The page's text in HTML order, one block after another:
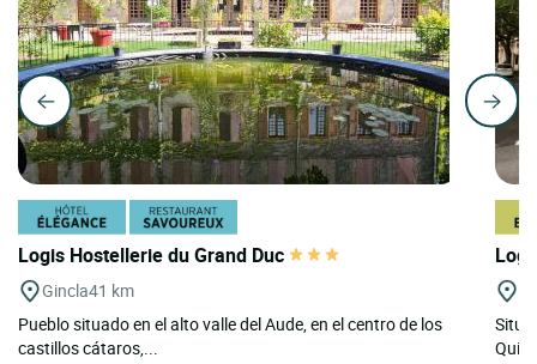
Logis Hostellerie du Grand Duc
Gincla41 km
Pueblo situado en el alto valle del Aude, en el centro de los
castillos cátaros,...